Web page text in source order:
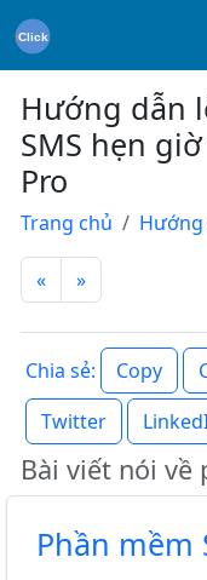
Hướng dẫn
SMS hẹn
Pro
Trang chủ Hướng
« »
Chia sẻ: Copy
Twitter
Bài viết nói về
Phần mềm